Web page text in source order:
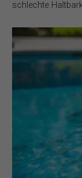
schlechte